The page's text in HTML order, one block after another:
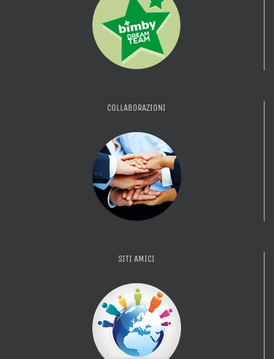
COLLABORAZIONI
SITI AMICI